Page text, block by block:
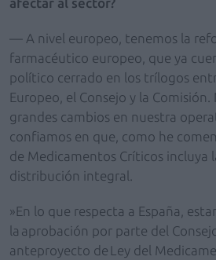
— A nivel europeo, tenemos la
farmacéutico europeo, que ya
político cerrado en los trílogos
Europeo, el Consejo y la Comisión.
grandes cambios en nuestra
confiamos en que, como he
de Medicamentos Críticos incluya
distribución integral.
»En lo que respecta a España,
la aprobación por parte del
anteproyecto de Ley del